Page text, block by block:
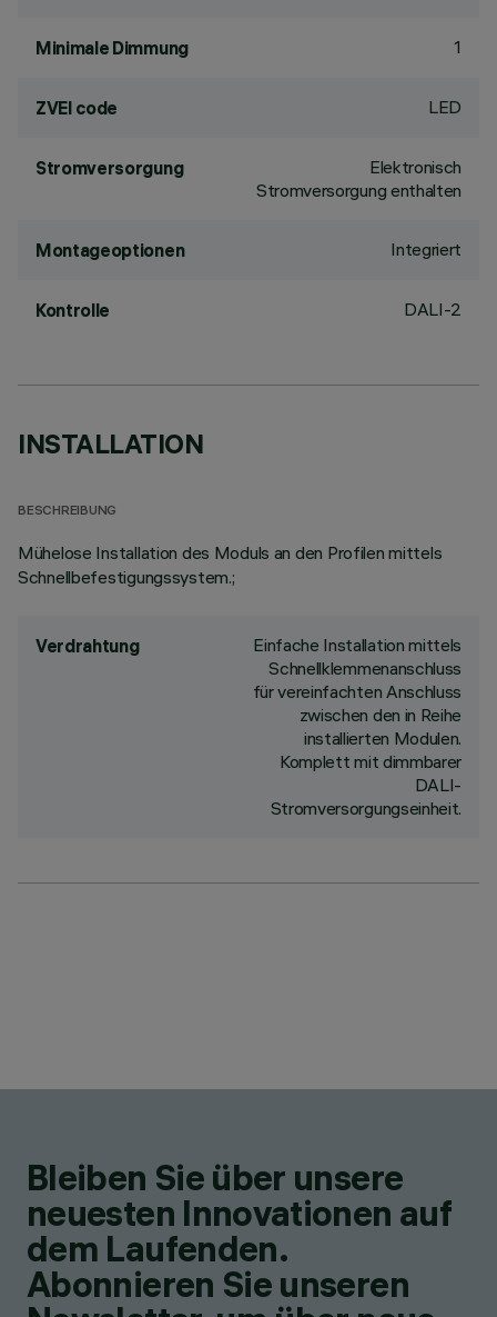
Minimale Dimmung 1
ZVEI code LED
Stromversorgung
Elektronisch
Stromversorgung enthalten
Montageoptionen Integriert
Kontrolle DALI-2
INSTALLATION
BESCHREIBUNG
Mühelose Installation des Moduls an den Profilen mittels
Schnellbefestigungssystem.;
Verdrahtung
Einfache Installation mittels
Schnellklemmenanschluss
für vereinfachten Anschluss
zwischen den in Reihe
installierten Modulen.
Komplett mit dimmbarer
DALI-
Stromversorgungseinheit.
Bleiben Sie über unsere
neuesten Innovationen auf
dem Laufenden.
Abonnieren Sie unseren